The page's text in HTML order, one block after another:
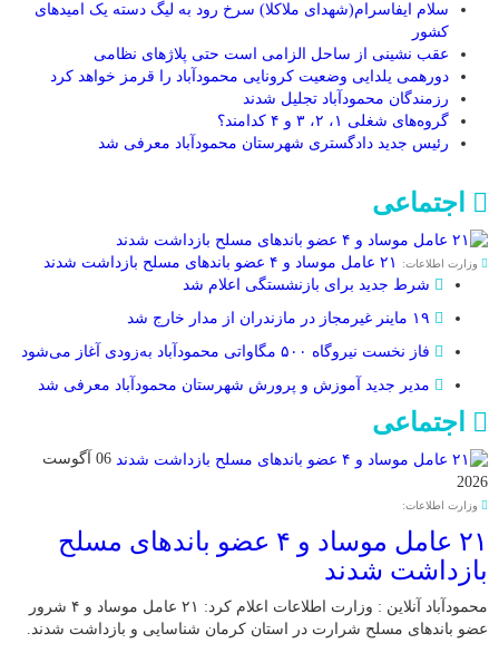
سلام ایفاسرام(شهدای ملاکلا) سرخ رود به لیگ دسته یک امیدهای
کشور
عقب نشینی از ساحل الزامی است حتی پلاژ‌های نظامی
دورهمی يلدايی وضعيت كرونايی محمودآباد را قرمز خواهد كرد
رزمندگان محمودآباد تجلیل شدند
گروه‌های شغلی ۱، ۲، ۳ و ۴ کدامند؟
رئیس جدید دادگستری شهرستان محمودآباد معرفی شد
اجتماعی
وزارت اطلاعات:
۲۱ عامل موساد و ۴ عضو باند‌های مسلح بازداشت شدند
شرط جدید برای بازنشستگی اعلام شد
فاز نخست نیروگاه ۵۰۰ مگاواتی محمودآباد به‌زودی آغاز می‌شود
مدیر جدید آموزش و پرورش شهرستان محمودآباد معرفی شد
اجتماعی
06 آگوست
2026
وزارت اطلاعات:
۲۱ عامل موساد و ۴ عضو باند‌های مسلح
بازداشت شدند
محمودآباد آنلاین : وزارت اطلاعات اعلام کرد: ۲۱ عامل موساد و ۴ شرور
عضو باند‌های مسلح شرارت در استان کرمان شناسایی و بازداشت شدند.